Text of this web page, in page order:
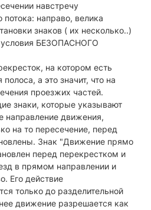
навстречу
потока: направо, велика
знаков ( их несколько..)
БЕЗОПАСНОГО
на котором есть
полоса, а это значит, что на
проезжих частей.
знаки, которые указывают
направление движения,
на то пересечение, перед
Знак "Движение прямо
перед перекрестком и
в прямом направлении и
Его действие
только до разделительной
движение разрешается как